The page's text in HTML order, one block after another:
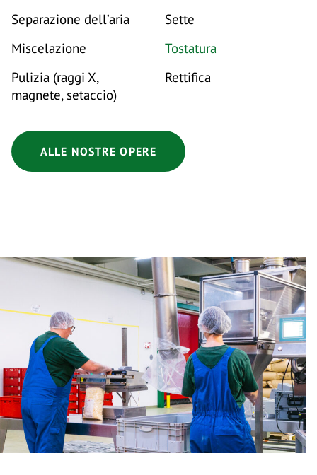
Separazione dell’aria
Miscelazione
Pulizia (raggi X,
magnete, setaccio)
Sette
Tostatura
Rettifica
ALLE NOSTRE OPERE